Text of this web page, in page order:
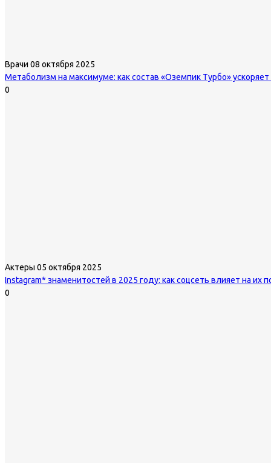
Врачи 08 октября 2025
Метаболизм на максимуме: как состав «Оземпик Турбо»
0
Актеры 05 октября 2025
Instagram* знаменитостей в 2025 году: как соцсеть влияет на их
0